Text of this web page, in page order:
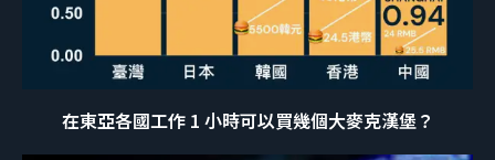
在東亞各國工作 1 小時可以買幾個大麥克漢堡？